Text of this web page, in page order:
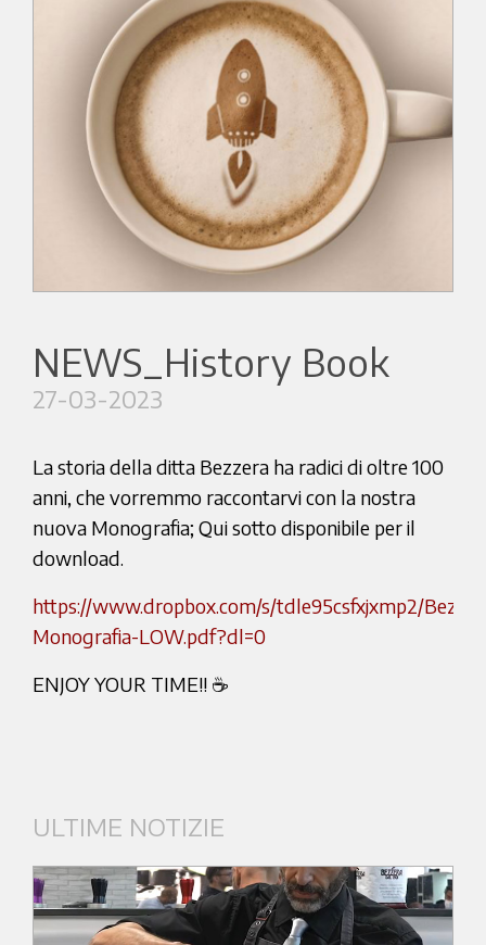
NEWS_History Book
27-03-2023
La storia della ditta Bezzera ha radici di oltre 100
anni, che vorremmo raccontarvi con la nostra
nuova Monografia; Qui sotto disponibile per il
download.
https://www.dropbox.com/s/tdle95csfxjxmp2/
Monografia-LOW.pdf?dl=0
ENJOY YOUR TIME!! ☕
ULTIME NOTIZIE